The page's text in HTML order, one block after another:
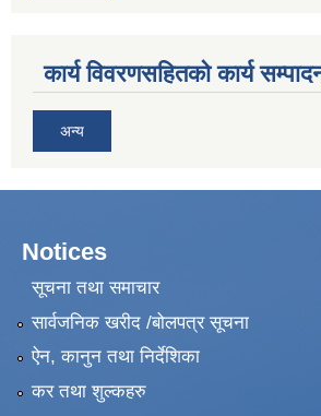
कार्य विवरणसहितको कार्य
अन्य
Notices
सूचना तथा समाचार
सार्वजनिक खरीद /बोलपत्र सूचना
ऐन, कानुन तथा निर्देशिका
कर तथा शुल्कहरु